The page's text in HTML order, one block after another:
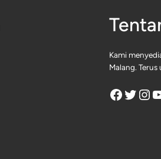
Kami
Malang.
Facebook Twitter InstagramYouTube